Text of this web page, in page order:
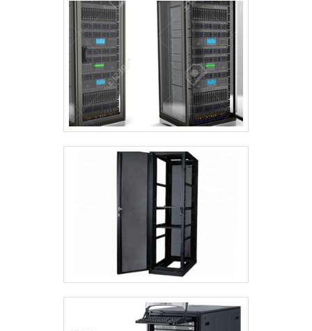
variadas que a empresa oferece, como
rack 19 com gabinete fechado e
bandeja fixa frontal com ótima
qualidade e precisão.Garantimos a
satisfação dos clientes através de um
atendimento singular, por meio de
profissionais treinados e altamente
empresa que tem sido preferência no
segmento por toda seriedade e
qualidade, o que garante o sucesso
dos clientes de ponta a ponta.